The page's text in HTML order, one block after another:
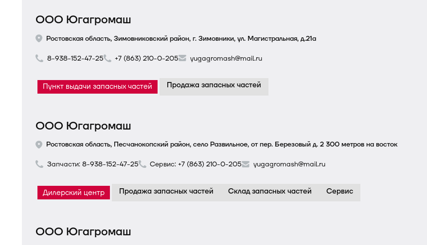
ООО Югагромаш
Ростовская область, Зимовниковский район, г. Зимовники, ул. Магистральная, д.21а
8-938-152-47-25 +7 (863) 210-0-205 yugagromash@mail.ru
Пункт выдачи запасных частей Продажа запасных частей
ООО Югагромаш
Ростовская область, Песчанокопский район, село Развильное, от пер. Березовый д. 2 300 метров на восток
Запчасти: 8-938-152-47-25 Сервис: +7 (863) 210-0-205 yugagromash@mail.ru
Дилерский центр Продажа запасных частей Склад запасных частей Сервис
ООО Югагромаш